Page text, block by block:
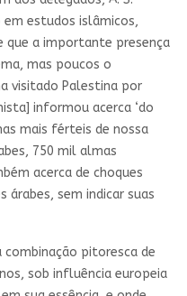
em estudos islâmicos,
a importante presença
mas poucos o
visitado Palestina por
informou acerca ‘do
mais férteis de nossa
750 mil almas
acerca de choques
sem indicar suas
combinação pitoresca de
sob influência europeia